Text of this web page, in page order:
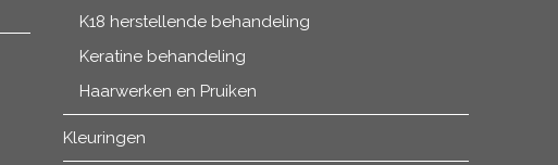
K18 herstellende behandeling
Keratine behandeling
Haarwerken en Pruiken
Kleuringen